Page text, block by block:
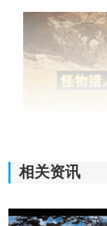
怪物猎人荒野特产
相关资讯